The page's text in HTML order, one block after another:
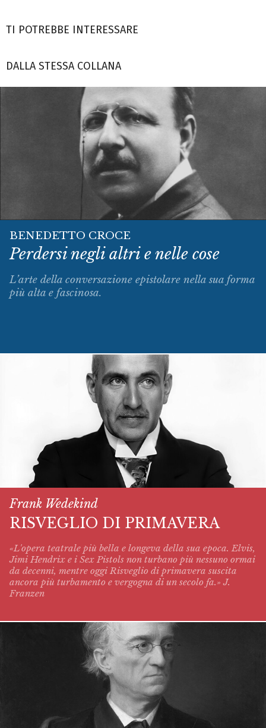
TI POTREBBE INTERESSARE
DALLA STESSA COLLANA
BENEDETTO CROCE
Perdersi negli altri e nelle cose
L’arte della conversazione epistolare nella sua forma
più alta e fascinosa.
Frank Wedekind
RISVEGLIO DI PRIMAVERA
«L'opera teatrale più bella e longeva della sua epoca. Elvis,
Jimi Hendrix e i Sex Pistols non turbano più nessuno ormai
da decenni, mentre oggi Risveglio di primavera suscita
ancora più turbamento e vergogna di un secolo fa.» J.
Franzen